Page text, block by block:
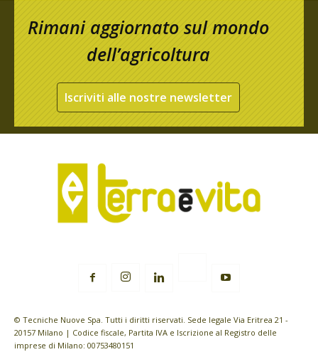
Rimani aggiornato sul mondo
dell’agricoltura
Iscriviti alle nostre newsletter
© Tecniche Nuove Spa. Tutti i diritti riservati. Sede legale Via Eritrea 21 -
20157 Milano | Codice fiscale, Partita IVA e Iscrizione al Registro delle
imprese di Milano: 00753480151